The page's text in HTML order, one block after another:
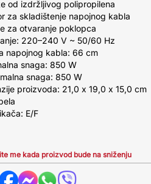
od izdržljivog polipropilena
za skladištenje napojnog kabla
za otvaranje poklopca
220–240 V ~ 50/60 Hz
napojnog kabla: 66 cm
snaga: 850 W
snaga: 850 W
proizvoda: 21,0 x 19,0 x 15,0 cm
E/F
me kada proizvod bude na sniženju